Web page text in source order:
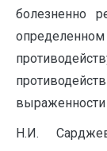
болезненно
выраженности
Н.И.